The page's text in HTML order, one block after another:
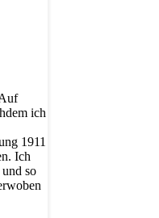
ich
1911
Ich
so